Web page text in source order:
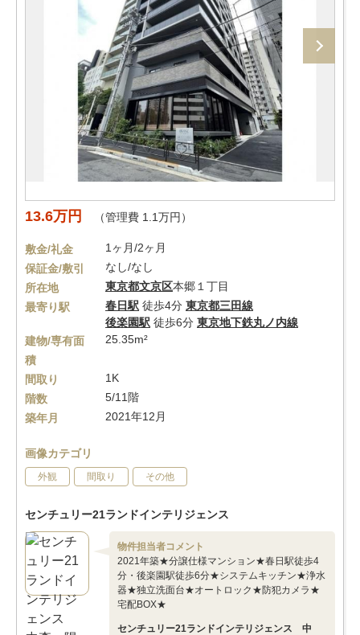
13.6万円 （管理費 1.1万円）
敷金/礼金
1ヶ月/2ヶ月
保証金/敷引
なし/なし
所在地
東京都文京区本郷１丁目
最寄り駅
春日駅 徒歩4分 東京都三田線
後楽園駅 徒歩6分 東京地下鉄丸ノ内線
建物/専有面
積
25.35m²
間取り
1K
階数
5/11階
築年月
2021年12月
画像カテゴリ
外観 間取り その他
センチュリー21ランドインテリジェンス
物件担当者コメント
2021年築★分譲仕様マンション★春日駅徒歩4
分・後楽園駅徒歩6分★システムキッチン★浄水
器★独立洗面台★オートロック★防犯カメラ★
宅配BOX★
センチュリー21ランドインテリジェンス 中